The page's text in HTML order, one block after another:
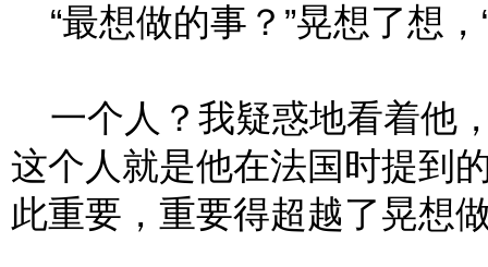
“最想做的事？”晃想了想
一个人？我疑惑地看着他
这个人就是他在法国时提到
此重要，重要得超越了晃想